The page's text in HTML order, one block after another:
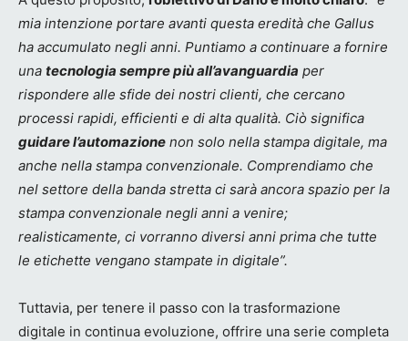
mia intenzione portare avanti questa eredità che Gallus
ha accumulato negli anni. Puntiamo a continuare a fornire
una tecnologia sempre più all’avanguardia per
rispondere alle sfide dei nostri clienti, che cercano
processi rapidi, efficienti e di alta qualità. Ciò significa
guidare l’automazione non solo nella stampa digitale, ma
anche nella stampa convenzionale. Comprendiamo che
nel settore della banda stretta ci sarà ancora spazio per la
stampa convenzionale negli anni a venire;
realisticamente, ci vorranno diversi anni prima che tutte
le etichette vengano stampate in digitale”.
Tuttavia, per tenere il passo con la trasformazione
digitale in continua evoluzione, offrire una serie completa